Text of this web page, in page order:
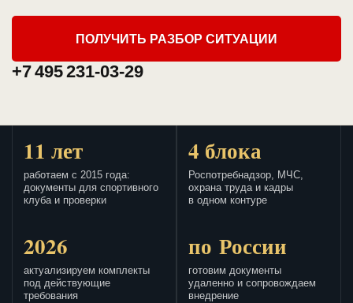
ПОЛУЧИТЬ РАЗБОР СИТУАЦИИ
+7 495 231-03-29
11 лет
работаем с 2015 года:
документы для спортивного
клуба и проверки
4 блока
Роспотребнадзор, МЧС,
охрана труда и кадры
в одном контуре
2026
актуализируем комплекты
под действующие
требования
по России
готовим документы
удаленно и сопровождаем
внедрение